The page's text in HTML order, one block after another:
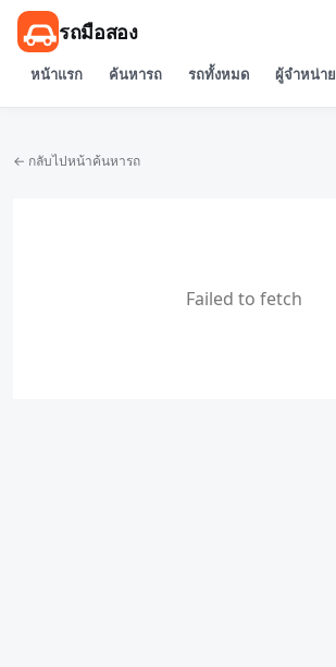
รถมือสอง
หน้าแรก ค้นหารถ รถทั้งหมด ผู้จำหน่าย
← กลับไปหน้าค้นหารถ
Failed to fetch